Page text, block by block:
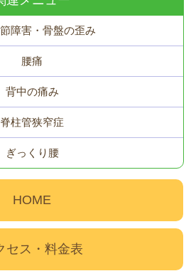
障害・骨盤の歪み
腰痛
背中の痛み
脊柱管狭窄症
ぎっくり腰
HOME
セス・料金表